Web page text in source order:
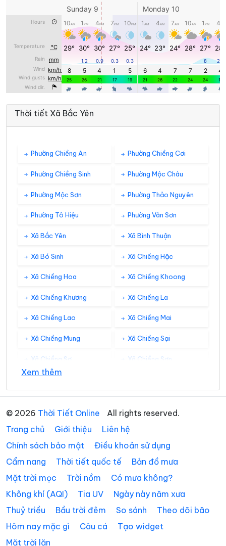
Thời tiết Xã Bắc Yên
Phường Chiềng An Phường Chiềng Cơi
Phường Chiềng Sinh Phường Mộc Châu
Phường Mộc Sơn Phường Thảo Nguyên
Phường Tô Hiệu Phường Vân Sơn
Xã Bắc Yên Xã Bình Thuận
Xã Bó Sinh Xã Chiềng Hặc
Xã Chiềng Hoa Xã Chiềng Khoong
Xã Chiềng Khương Xã Chiềng La
Xã Chiềng Lao Xã Chiềng Mai
Xã Chiềng Mung Xã Chiềng Sại
Xã Chiềng Sơ Xã Chiềng Sơn
Xã Kim Bon
Xã Long Hẹ Xã Lóng Phiêng
Xã Lóng Sập Xã Mai Sơn
Xã Muổi Nọi Xã Mường Bám
Xã Mường Chanh Xã Mường Chiên
Xã Mường Cơi
Xem thêm
© 2026 Thời Tiết Online
All rights reserved.
Trang chủ
Giới thiệu
Liên hệ
Chính sách bảo mật
Điều khoản sử dụng
Cẩm nang
Thời tiết quốc tế
Bản đồ mưa
Mặt trời mọc
Trời nồm
Có mưa không?
Không khí (AQI)
Tia UV
Ngày này năm xưa
Thuỷ triều
Bầu trời đêm So sánh
Theo dõi bão
Hôm nay mặc gì
Câu cá
Tạo widget
Mặt trời lặn